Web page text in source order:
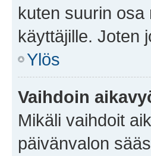
kuten suurin
käyttäjille. Joten
Ylös
Vaihdoin
Mikäli vaihdoit
päivänvalon